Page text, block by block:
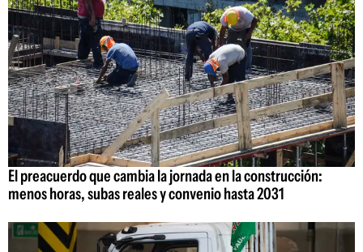
El preacuerdo que cambia la jornada en la construcción:
menos horas, subas reales y convenio hasta 2031